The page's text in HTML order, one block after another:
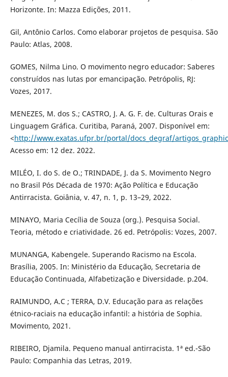
Horizonte. In: Mazza Edições, 2011.
Gil, Antônio Carlos. Como elaborar projetos de pesquisa. São
Paulo: Atlas, 2008.
GOMES, Nilma Lino. O movimento negro educador: Saberes
construídos nas lutas por emancipação. Petrópolis, RJ:
Vozes, 2017.
MENEZES, M. dos S.; CASTRO, J. A. G. F. de. Culturas Orais e
Linguagem Gráfica. Curitiba, Paraná, 2007. Disponível em:
<http://www.exatas.ufpr.br/portal/docs_degraf/
Acesso em: 12 dez. 2022.
MILÉO, I. do S. de O.; TRINDADE, J. da S. Movimento Negro
no Brasil Pós Década de 1970: Ação Política e Educação
Antirracista. Goiânia, v. 47, n. 1, p. 13–29, 2022.
MINAYO, Maria Cecília de Souza (org.). Pesquisa Social.
Teoria, método e criatividade. 26 ed. Petrópolis: Vozes, 2007.
MUNANGA, Kabengele. Superando Racismo na Escola.
Brasília, 2005. In: Ministério da Educação, Secretaria de
Educação Continuada, Alfabetização e Diversidade. p.204.
RAIMUNDO, A.C ; TERRA, D.V. Educação para as relações
étnico-raciais na educação infantil: a história de Sophia.
Movimento, 2021.
RIBEIRO, Djamila. Pequeno manual antirracista. 1ª ed.-São
Paulo: Companhia das Letras, 2019.